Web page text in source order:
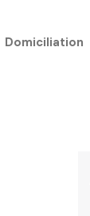
Domiciliation